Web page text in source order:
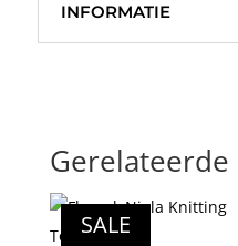
INFORMATIE
SALE